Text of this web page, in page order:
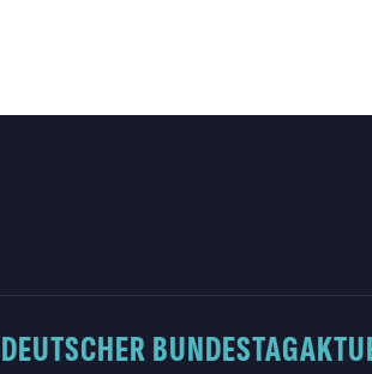
DEUTSCHER BUNDESTAG